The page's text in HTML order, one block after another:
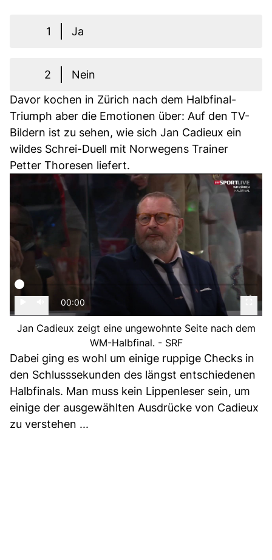
1 Ja
2
Nein
Davor kochen in Zürich nach dem Halbfinal-
Triumph aber die Emotionen über: Auf den TV-
Bildern ist zu sehen, wie sich Jan Cadieux ein
wildes Schrei-Duell mit Norwegens Trainer
Petter Thoresen liefert.
00:00
Jan Cadieux zeigt eine ungewohnte Seite nach dem
WM-Halbfinal. - SRF
Dabei ging es wohl um einige ruppige Checks in
den Schlusssekunden des längst entschiedenen
Halbfinals. Man muss kein Lippenleser sein, um
einige der ausgewählten Ausdrücke von Cadieux
zu verstehen ...